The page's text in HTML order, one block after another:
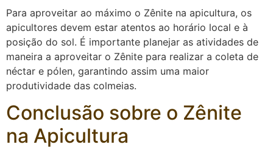
Para aproveitar ao máximo o Zênite na apicultura, os
apicultores devem estar atentos ao horário local e à
posição do sol. É importante planejar as atividades de
maneira a aproveitar o Zênite para realizar a coleta de
néctar e pólen, garantindo assim uma maior
produtividade das colmeias.
Conclusão sobre o Zênite
na Apicultura